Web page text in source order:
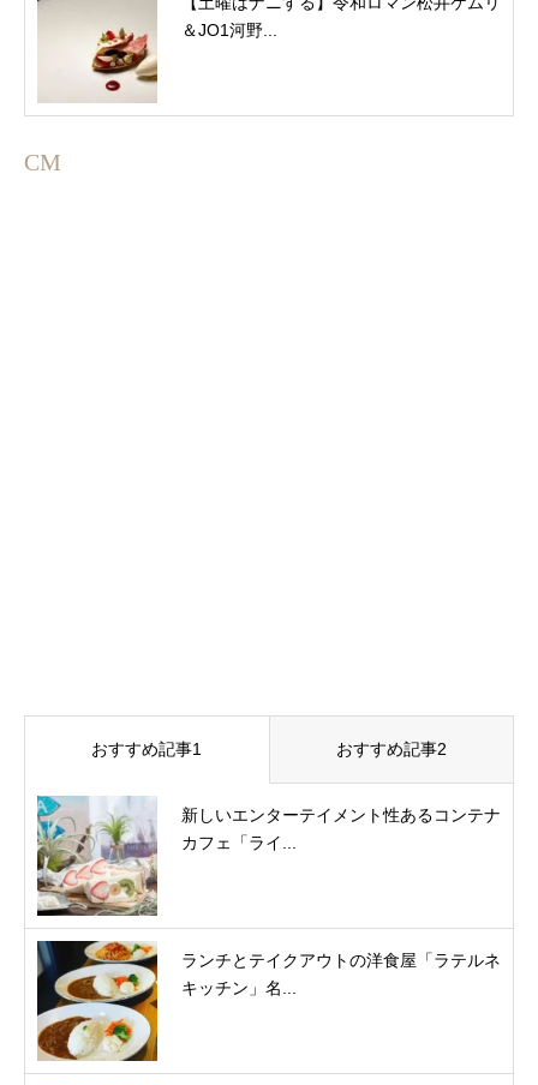
＆JO1河野...
CM
おすすめ記事1 おすすめ記事2
新しいエンターテイメント性あるコンテナ
カフェ「ライ...
ランチとテイクアウトの洋食屋「ラテルネ
キッチン」名...